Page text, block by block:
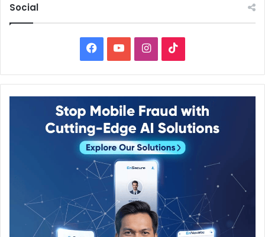
Social
Facebook
YouTubeInstagram